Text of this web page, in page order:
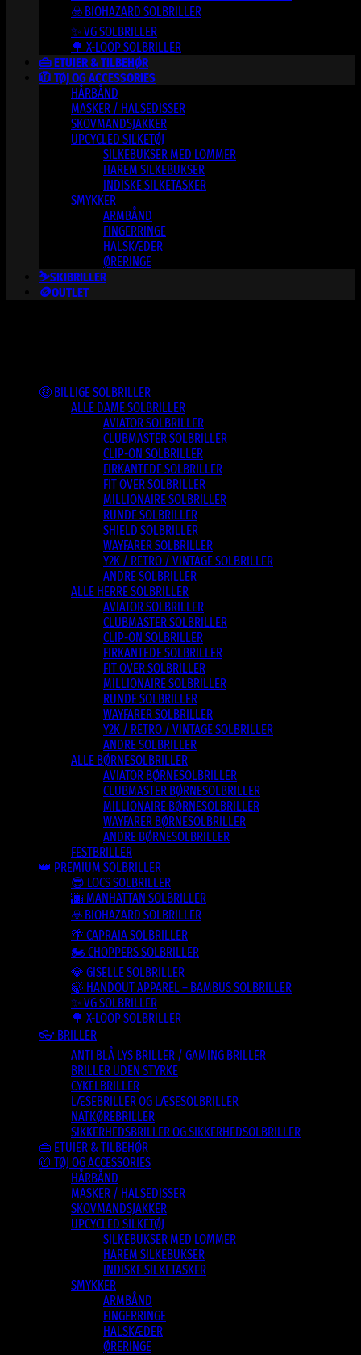
☣️ BIOHAZARD SOLBRILLER
✨ VG SOLBRILLER
🌳 X-LOOP SOLBRILLER
👜 ETUIER & TILBEHØR
🧥 TØJ OG ACCESSORIES
HÅRBÅND
MASKER / HALSEDISSER
SKOVMANDSJAKKER
UPCYCLED SILKETØJ
SILKEBUKSER MED LOMMER
HAREM SILKEBUKSER
INDISKE SILKETASKER
SMYKKER
ARMBÅND
FINGERRINGE
HALSKÆDER
ØRERINGE
⛷️SKIBRILLER
🪙OUTLET
🤑 BILLIGE SOLBRILLER
ALLE DAME SOLBRILLER
AVIATOR SOLBRILLER
CLUBMASTER SOLBRILLER
CLIP-ON SOLBRILLER
FIRKANTEDE SOLBRILLER
FIT OVER SOLBRILLER
MILLIONAIRE SOLBRILLER
RUNDE SOLBRILLER
SHIELD SOLBRILLER
WAYFARER SOLBRILLER
Y2K / RETRO / VINTAGE SOLBRILLER
ANDRE SOLBRILLER
ALLE HERRE SOLBRILLER
AVIATOR SOLBRILLER
CLUBMASTER SOLBRILLER
CLIP-ON SOLBRILLER
FIRKANTEDE SOLBRILLER
FIT OVER SOLBRILLER
MILLIONAIRE SOLBRILLER
RUNDE SOLBRILLER
WAYFARER SOLBRILLER
Y2K / RETRO / VINTAGE SOLBRILLER
ANDRE SOLBRILLER
ALLE BØRNESOLBRILLER
AVIATOR BØRNESOLBRILLER
CLUBMASTER BØRNESOLBRILLER
MILLIONAIRE BØRNESOLBRILLER
WAYFARER BØRNESOLBRILLER
ANDRE BØRNESOLBRILLER
FESTBRILLER
👑 PREMIUM SOLBRILLER
😎 LOCS SOLBRILLER
🌆 MANHATTAN SOLBRILLER
☣️ BIOHAZARD SOLBRILLER
🌴 CAPRAIA SOLBRILLER
🏍️ CHOPPERS SOLBRILLER
💎 GISELLE SOLBRILLER
🍃 HANDOUT APPAREL – BAMBUS SOLBRILLER
✨ VG SOLBRILLER
🌳 X-LOOP SOLBRILLER
👓 BRILLER
ANTI BLÅ LYS BRILLER / GAMING BRILLER
BRILLER UDEN STYRKE
CYKELBRILLER
LÆSEBRILLER OG LÆSESOLBRILLER
NATKØREBRILLER
SIKKERHEDSBRILLER OG SIKKERHEDSOLBRILLER
👜 ETUIER & TILBEHØR
🧥 TØJ OG ACCESSORIES
HÅRBÅND
MASKER / HALSEDISSER
SKOVMANDSJAKKER
UPCYCLED SILKETØJ
SILKEBUKSER MED LOMMER
HAREM SILKEBUKSER
INDISKE SILKETASKER
SMYKKER
ARMBÅND
FINGERRINGE
HALSKÆDER
ØRERINGE